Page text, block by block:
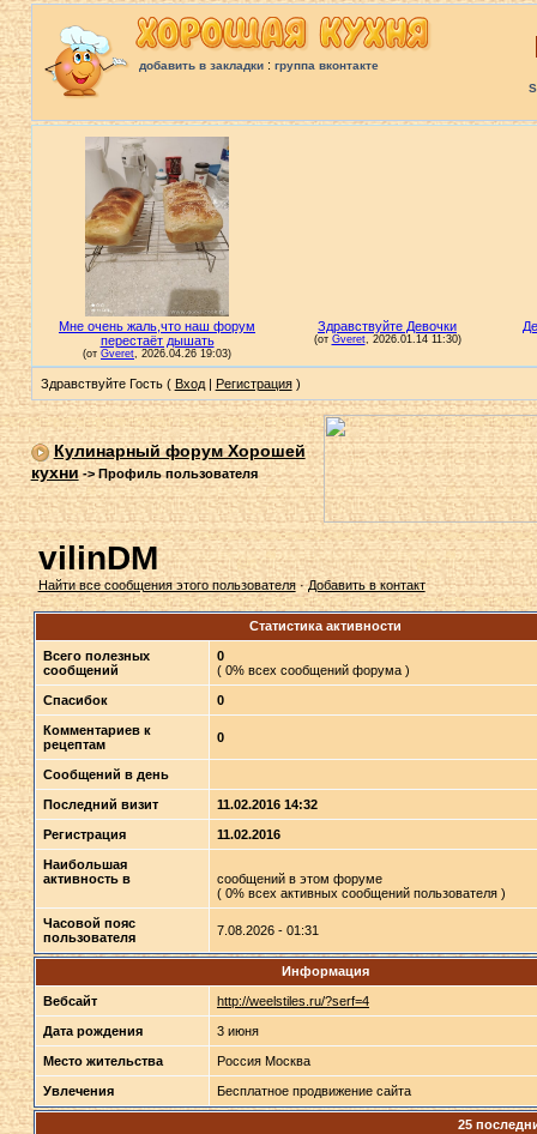
добавить в закладки: группа вконтакте
Здравствуйте Гость ( Вход| Регистрация)
Кулинарный форум Хорошей
кухни->Профиль пользователя
vilinDM
Найти все сообщения этого пользователя·Добавить в контакт
Статистика активности
Всего полезных
сообщений
0
( 0% всех сообщений форума )
Спасибок 0
Комментариев к
рецептам
0
Сообщений в день
Последний визит 11.02.2016 14:32
Регистрация 11.02.2016
Наибольшая
активность в
сообщений в этом форуме
( 0% всех активных сообщений пользователя )
Часовой пояс
пользователя
7.08.2026 - 01:31
Информация
Вебсайт http://weelstiles.ru/?serf=4
Дата рождения 3 июня
Место жительства Россия Москва
Увлечения Бесплатное продвижение сайта
25